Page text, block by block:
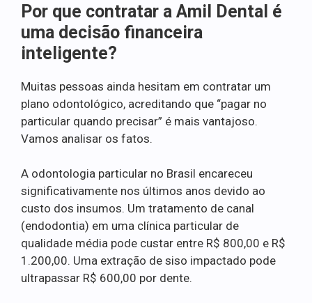
Por que contratar a Amil Dental é
uma decisão financeira
inteligente?
Muitas pessoas ainda hesitam em contratar um
plano odontológico, acreditando que “pagar no
particular quando precisar” é mais vantajoso.
Vamos analisar os fatos.
A odontologia particular no Brasil encareceu
significativamente nos últimos anos devido ao
custo dos insumos. Um tratamento de canal
(endodontia) em uma clínica particular de
qualidade média pode custar entre R$ 800,00 e R$
1.200,00. Uma extração de siso impactado pode
ultrapassar R$ 600,00 por dente.